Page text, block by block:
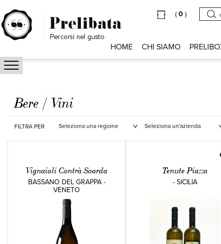
( 0 )
HOME CHI SIAMO
Bere / Vini
FILTRA PER
Vignaioli Contrà Soarda
BASSANO DEL GRAPPA -
VENETO
Tenute Piazza
- SICILIA